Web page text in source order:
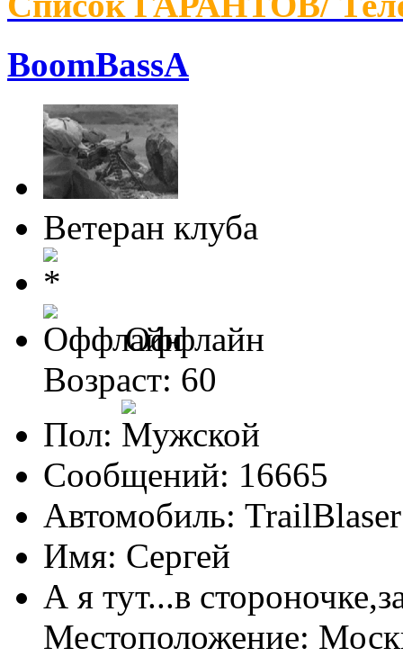
BoomBassA
Ветеран клуба
Оффлайн
Возраст: 60
Пол:
Сообщений: 16665
Автомобиль:
Имя: Сергей
А я тут...в
Местоположение: